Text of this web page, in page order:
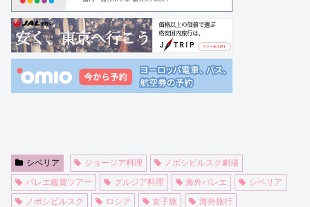
シベリア ジョージア料理
ノボシビルスク劇場
バレエ鑑賞ツアー
グルジア料理 海外バレエ
シベリア
ノボシビルスク
ロシア 女子旅 海外旅行